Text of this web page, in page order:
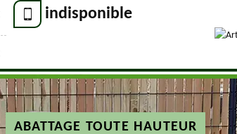
indisponible
ABATTAGE TOUTE HAUTEUR